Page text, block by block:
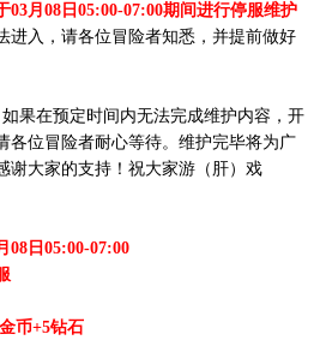
03月08日05:00-07:00期间进行停服维护
进入，请各位冒险者知悉，并提前做好
果在预定时间内无法完成维护内容，开
各位冒险者耐心等待。维护完毕将为广
谢大家的支持！祝大家游（肝）戏
08日05:00-07:00
币+5钻石